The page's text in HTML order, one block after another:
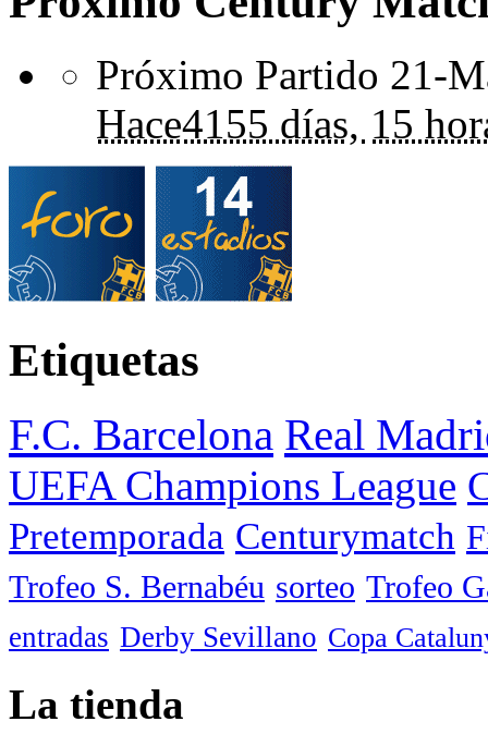
Próximo Partido 21-
Hace4155 días, 15
Etiquetas
F.C. Barcelona Real
UEFA Champions League
Pretemporada Centurymatch
Trofeo S. Bernabéu sorteo Trofeo
entradas Derby Sevillano Copa
La tienda